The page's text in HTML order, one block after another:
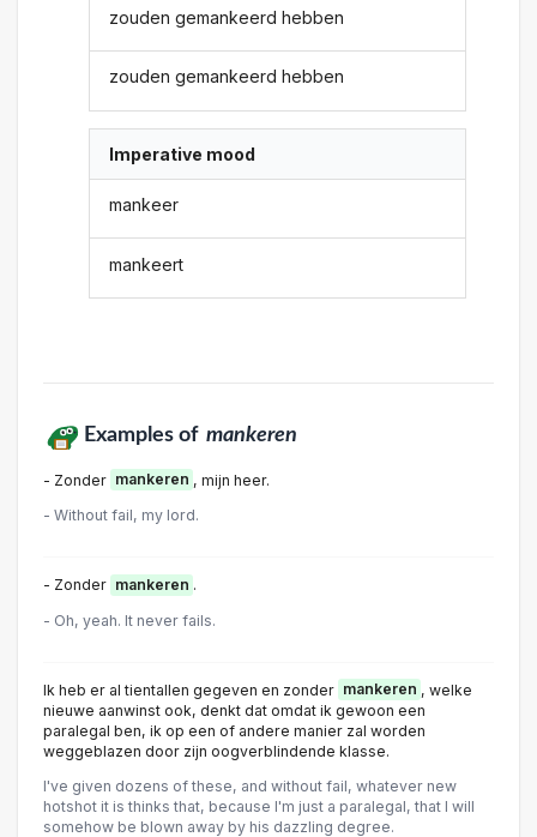
zouden gemankeerd hebben
zouden gemankeerd hebben
Imperative mood
mankeer
mankeert
Examples of mankeren
- Zonder mankeren , mijn heer.
- Without fail, my lord.
- Zonder mankeren .
- Oh, yeah. It never fails.
Ik heb er al tientallen gegeven en zonder mankeren , welke
nieuwe aanwinst ook, denkt dat omdat ik gewoon een
paralegal ben, ik op een of andere manier zal worden
weggeblazen door zijn oogverblindende klasse.
I've given dozens of these, and without fail, whatever new
hotshot it is thinks that, because I'm just a paralegal, that I will
somehow be blown away by his dazzling degree.